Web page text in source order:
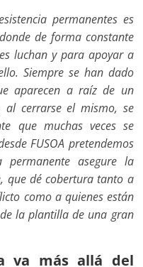
permanentes es
de forma constante
luchan y para apoyar a
Siempre se han dado
aparecen a raíz de un
al cerrarse el mismo, se
que muchas veces se
FUSOA pretendemos
asegure la
que dé cobertura tanto a
como a quienes están
la plantilla de una gran
va más allá del